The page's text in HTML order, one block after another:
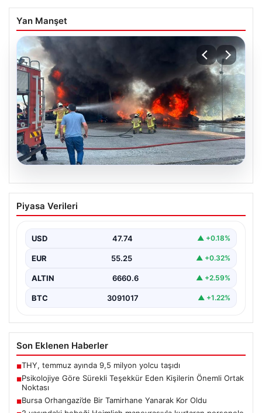
Yan Manşet
Bursa Orhangazi’de Bir Tamirhane
Yanarak Kor Oldu
geldi ve bölgedeki birçok noktadan görülebilen
yüksek…
Piyasa Verileri
USD 47.74 ▲ +0.18%
EUR 55.25 ▲ +0.32%
ALTIN 6660.6 ▲ +2.59%
BTC 3091017 ▲ +1.22%
Son Eklenen Haberler
■THY, temmuz ayında 9,5 milyon yolcu taşıdı
■Psikolojiye Göre Sürekli Teşekkür Eden Kişilerin Önemli Ortak
Noktası
■Bursa Orhangazi’de Bir Tamirhane Yanarak Kor Oldu